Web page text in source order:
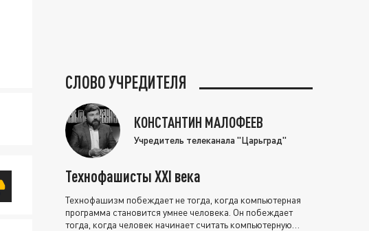
СЛОВО УЧРЕДИТЕЛЯ
КОНСТАНТИН МАЛОФЕЕВ
Учредитель телеканала "Царьград"
Технофашисты XXI века
Технофашизм побеждает не тогда, когда компьютерная
программа становится умнее человека. Он побеждает
тогда, когда человек начинает считать компьютерную